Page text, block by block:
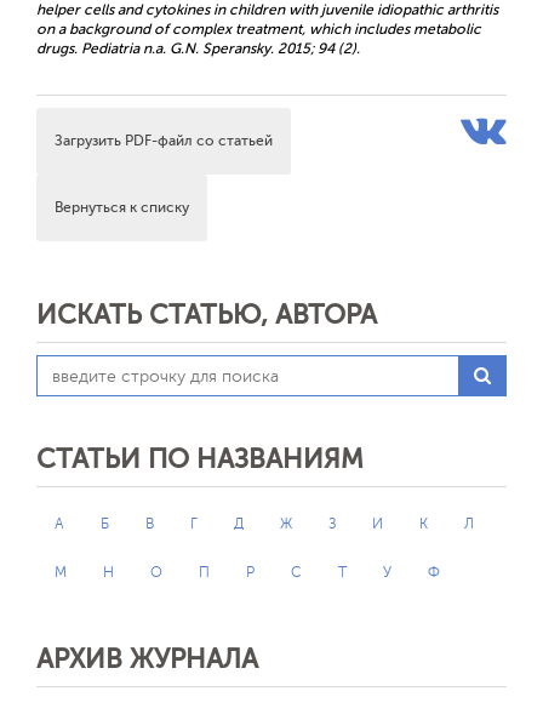
helper cells and cytokines in children with juvenile idiopathic arthritis
on a background of complex treatment, which includes metabolic
drugs. Pediatria n.a. G.N. Speransky. 2015; 94 (2).
Загрузить PDF-файл со статьей
Вернуться к списку
ИСКАТЬ СТАТЬЮ, АВТОРА
СТАТЬИ ПО НАЗВАНИЯМ
А Б В Г Д Ж З И К Л
М Н О П Р С Т У Ф
АРХИВ ЖУРНАЛА